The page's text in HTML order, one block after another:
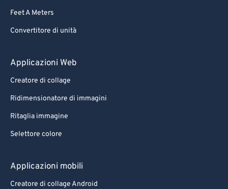
Feet A Meters
Convertitore di unità
Applicazioni Web
Creatore di collage
Ridimensionatore di immagini
Ritaglia immagine
Selettore colore
Applicazioni mobili
Creatore di collage Android